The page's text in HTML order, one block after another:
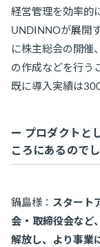
経営管理を効率的
UNDINNOが展開
に株主総会の開催
の作成などを行う
既に導入実績は
ー プロダクトと
ころにあるのでし
鍋島様： スタート
会・取締役会など
解放し、より事業